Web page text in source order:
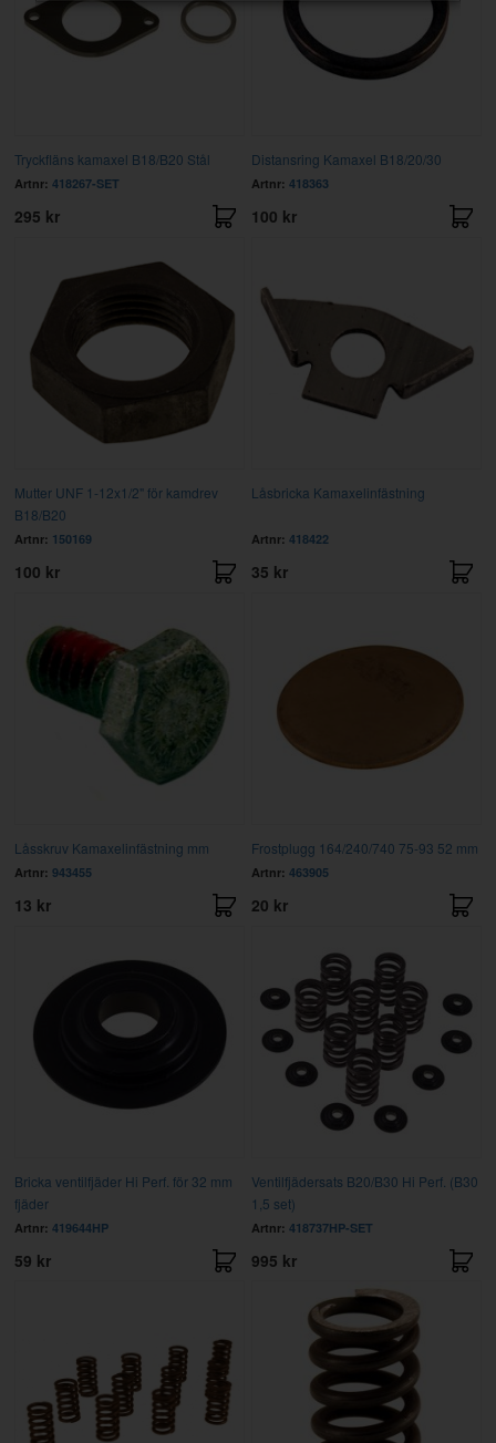
Tryckfläns kamaxel B18/B20 Stål
Artnr: 418267-SET
295 kr
Distansring Kamaxel B18/20/30
Artnr: 418363
100 kr
Mutter UNF 1-12x1/2" för kamdrev
B18/B20
Artnr: 150169
100 kr
Låsbricka Kamaxelinfästning
Artnr: 418422
35 kr
Låsskruv Kamaxelinfästning mm
Artnr: 943455
13 kr
Frostplugg 164/240/740 75-93 52 mm
Artnr: 463905
20 kr
Bricka ventilfjäder Hi Perf. för 32 mm
fjäder
Artnr: 419644HP
59 kr
Ventilfjädersats B20/B30 Hi Perf. (B30
1,5 set)
Artnr: 418737HP-SET
995 kr